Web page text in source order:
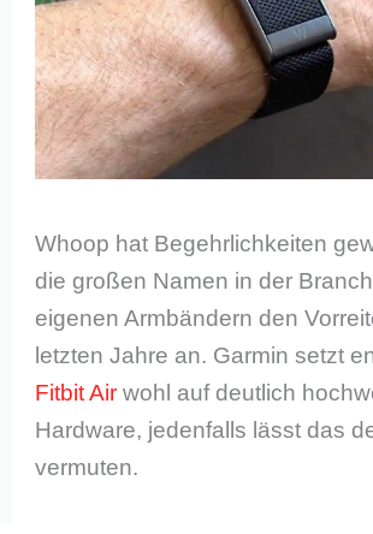
Whoop hat Begehrlichkeiten
die großen Namen in der
eigenen Armbändern den
letzten Jahre an. Garmin setzt
Fitbit Air wohl auf deutlich
Hardware, jedenfalls lässt das
vermuten.